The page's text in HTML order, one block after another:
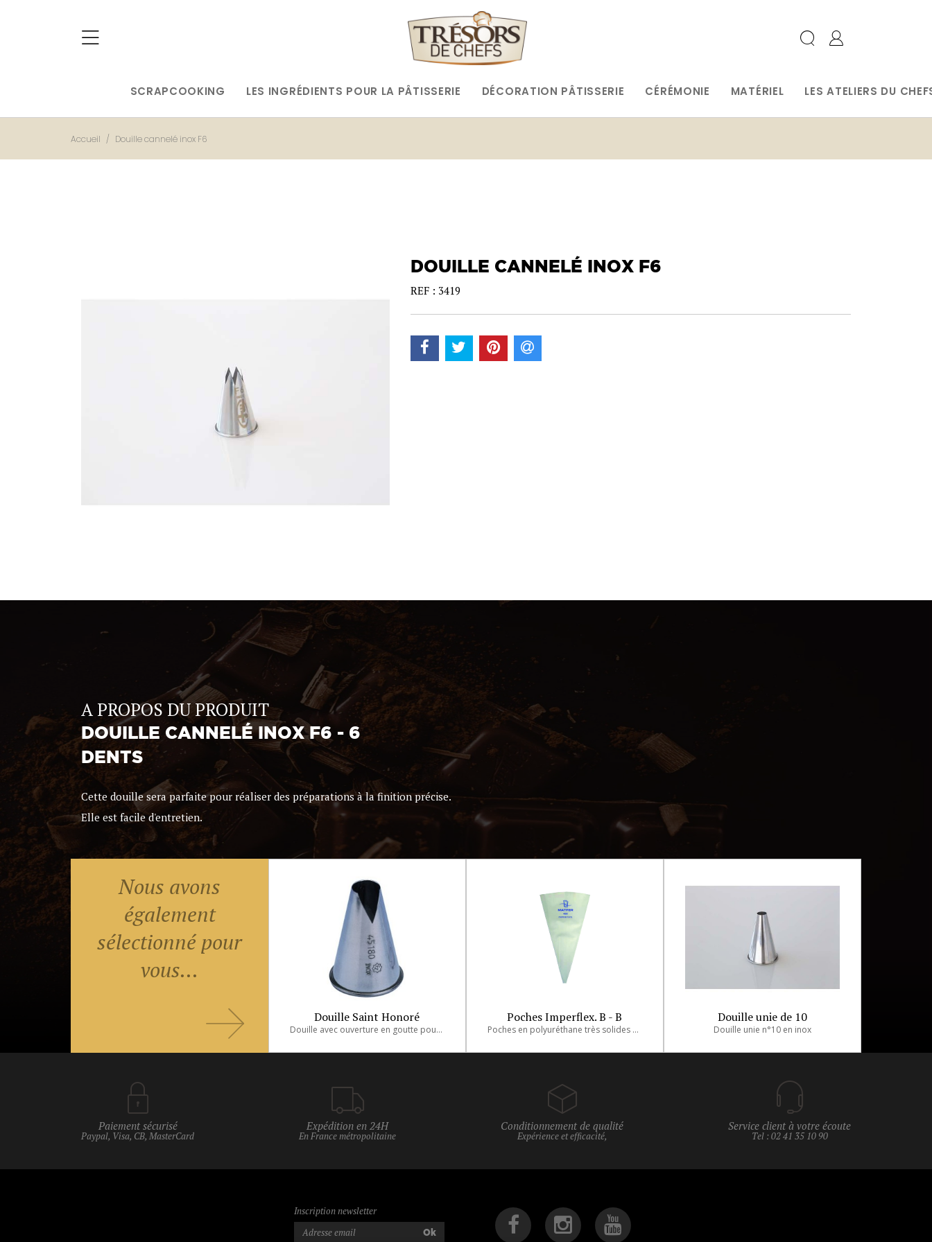
SCRAPCOOKING LES INGRÉDIENTS POUR LA PÂTISSERIE DÉCORATION PÂTISSERIE CÉRÉMONIE MATÉRIEL LES ATELIERS DU
Accueil Douille cannelé inox F6
DOUILLE CANNELÉ INOX F6
REF : 3419
A PROPOS DU PRODUIT
DOUILLE CANNELÉ INOX F6 - 6
DENTS
Cette douille sera parfaite pour réaliser des préparations à la finition précise.
Elle est facile d'entretien.
Nous avons
également
sélectionné pour
vous...
Douille Saint Honoré
Douille avec ouverture en goutte pour la conception du Saint-Honoré.
Poches Imperflex. B - B
Poches en polyuréthane très solides et très souples sans bande de soudure ajoutée pour un plus grand confort. Surface intérieure lisse pour le glissant des produits et la facilité de nettoyage. Surface extérieure assurant une bonne prise en main. Poches
Douille unie de 10
Douille unie n°10 en inox
Paiement sécurisé
Paypal, Visa, CB, MasterCard
Expédition en 24H
En France métropolitaine
Conditionnement de qualité
Expérience et efficacité,
Service client à votre écoute
Tel : 02 41 35 10 90
Inscription newsletter
Ok